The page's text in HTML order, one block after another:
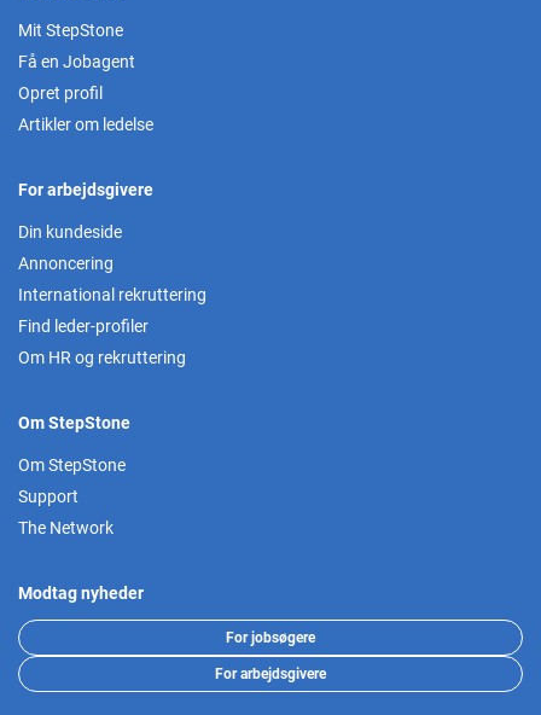
Mit StepStone
Få en Jobagent
Opret profil
Artikler om ledelse
For arbejdsgivere
Din kundeside
Annoncering
International rekruttering
Find leder-profiler
Om HR og rekruttering
Om StepStone
Om StepStone
Support
The Network
Modtag nyheder
For jobsøgere
For arbejdsgivere